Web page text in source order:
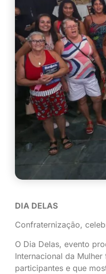
DIA DELAS
Confraternização,
O Dia Delas, evento
Internacional da
participantes e que